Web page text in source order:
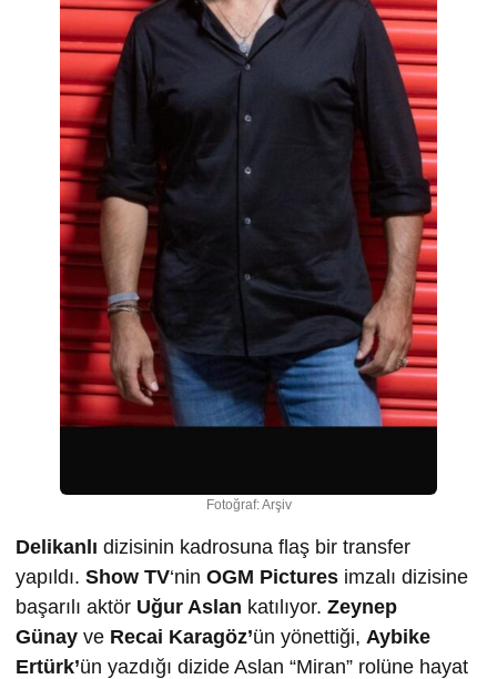
Fotoğraf: Arşiv
Delikanlı dizisinin kadrosuna flaş bir transfer
yapıldı. Show TV‘nin OGM Pictures imzalı dizisine
başarılı aktör Uğur Aslan katılıyor. Zeynep
Günay ve Recai Karagöz’ün yönettiği, Aybike
Ertürk’ün yazdığı dizide Aslan “Miran” rolüne hayat